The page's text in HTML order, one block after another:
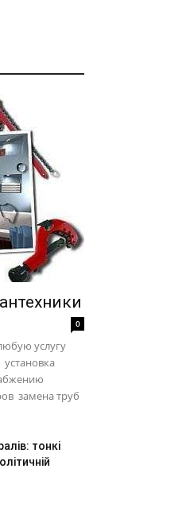
0
услугу
установка
замена труб
тонкі